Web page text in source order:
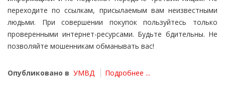
переходите по ссылкам, присылаемым вам неизвестными
людьми. При совершении покупок пользуйтесь только
проверенными интернет-ресурсами. Будьте бдительны. Не
позволяйте мошенникам обманывать вас!
Опубликовано в УМВД Подробнее ...